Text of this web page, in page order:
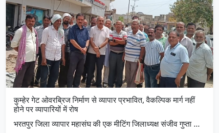
कुम्हेर गेट ओवरब्रिज निर्माण से व्यापार प्रभावित, वैकल्पिक मार्ग नहीं
होने पर व्यापारियों में रोष
भरतपुर जिला व्यापार महासंघ की एक मीटिंग जिलाध्यक्ष संजीव गुप्ता …